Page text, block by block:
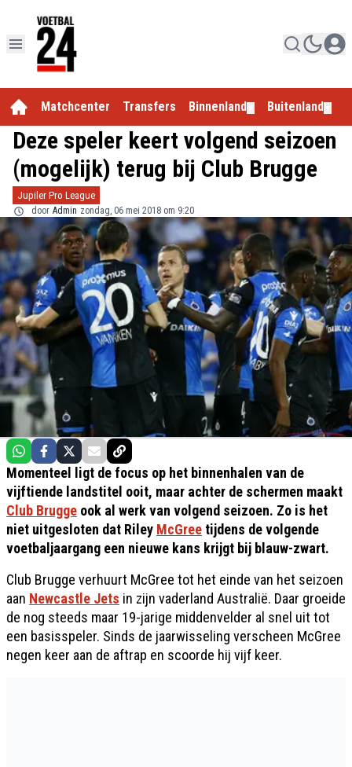
Matchcenter Transfers Binnenland Buitenland
Deze speler keert volgend seizoen
(mogelijk) terug bij Club Brugge
Jupiler Pro League
door Admin zondag, 06 mei 2018 om 9:20
Momenteel ligt de focus op het binnenhalen van de
vijftiende landstitel ooit, maar achter de schermen maakt
Club Brugge ook al werk van volgend seizoen. Zo is het
niet uitgesloten dat Riley McGreetijdens de volgende
voetbaljaargang een nieuwe kans krijgt bij blauw-zwart.
Club Brugge verhuurt McGree tot het einde van het seizoen
aan Newcastle Jets in zijn vaderland Australië. Daar groeide
de nog steeds maar 19-jarige middenvelder al snel uit tot
een basisspeler. Sinds de jaarwisseling verscheen McGree
negen keer aan de aftrap en scoorde hij vijf keer.